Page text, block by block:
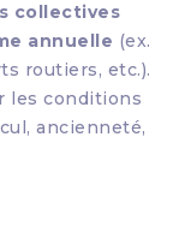
collectives
annuelle (ex.
routiers, etc.).
les conditions
ancienneté,